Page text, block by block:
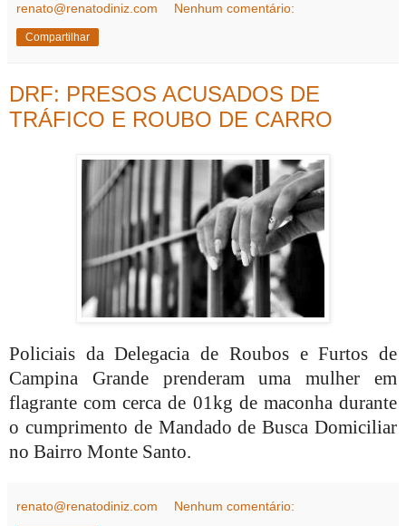
renato@renatodiniz.com Nenhum comentário:
Compartilhar
DRF: PRESOS ACUSADOS DE
TRÁFICO E ROUBO DE CARRO
Policiais da Delegacia de Roubos e Furtos de
Campina Grande prenderam uma mulher em
flagrante com cerca de 01kg de maconha durante
o cumprimento de Mandado de Busca Domiciliar
no Bairro Monte Santo.
renato@renatodiniz.com Nenhum comentário: